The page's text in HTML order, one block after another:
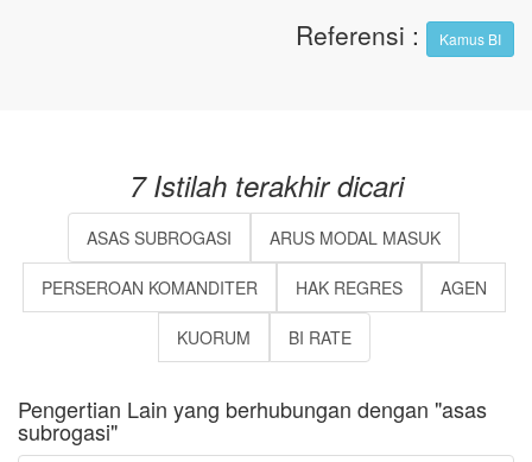
Referensi : Kamus BI
7 Istilah terakhir dicari
ASAS SUBROGASI ARUS MODAL MASUK
PERSEROAN KOMANDITER HAK REGRES AGEN
KUORUM BI RATE
Pengertian Lain yang berhubungan dengan "asas
subrogasi"